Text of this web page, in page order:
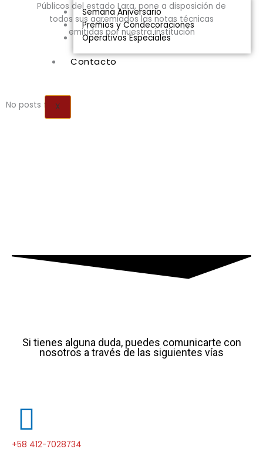
Semana Aniversario
Premios y Condecoraciones
Operativos Especiales
Contacto
X
Públicos del estado Lara, pone a disposición de
todos sus agremiados las notas técnicas
emitidas por nuestra institución
No posts found!
Si tienes alguna duda, puedes comunicarte con
nosotros a través de las siguientes vías
+58 412-7028734